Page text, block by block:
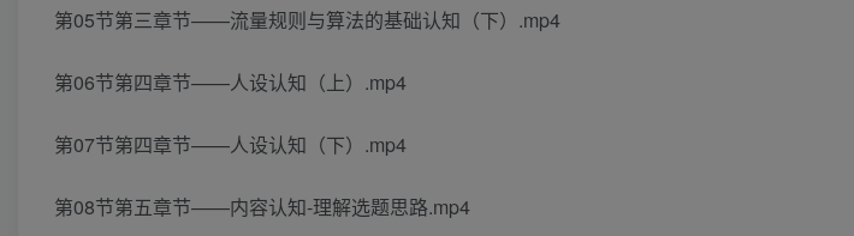
第05节第三章节——流量规则与算法的基础认知（下）.mp4
第06节第四章节——人设认知（上）.mp4
第07节第四章节——人设认知（下）.mp4
第08节第五章节——内容认知-理解选题思路.mp4